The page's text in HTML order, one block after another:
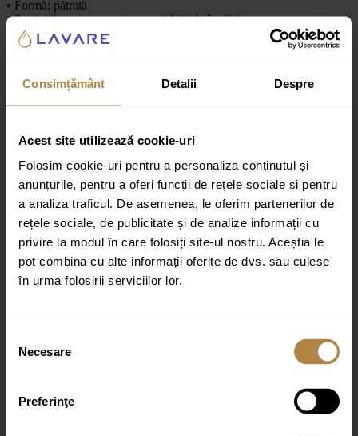
Consimțământ Detalii Despre
Acest site utilizează cookie-uri
Folosim cookie-uri pentru a personaliza conținutul și
anunțurile, pentru a oferi funcții de rețele sociale și pentru
a analiza traficul. De asemenea, le oferim partenerilor de
rețele sociale, de publicitate și de analize informații cu
privire la modul în care folosiți site-ul nostru. Aceștia le
pot combina cu alte informații oferite de dvs. sau culese
în urma folosirii serviciilor lor.
consimțământului
Necesare
Preferinţe
• Formă: pătrată
• Potrivită pentru monatrea unei folii de încălzire.
• Serie: Clock
Nu există recenzii până acum.
Fii primul care scrii o recenzie pentru „Oglindă pătrată
pentru baie cu ceas digital și iluminare frontală led 4000k
Brauer iChoice Clock 70×70 cm”
Adresa ta de email nu va fi publicată. Câmpurile obligatorii
sunt marcate cu *
Evaluarea ta